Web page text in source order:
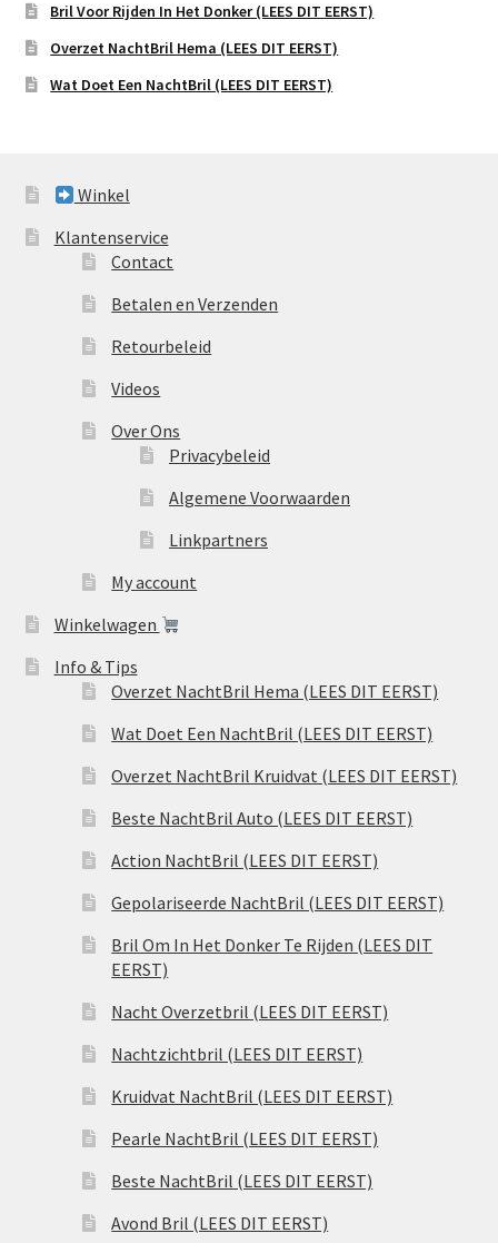
Bril Voor Rijden In Het Donker (LEES DIT EERST)
Overzet NachtBril Hema (LEES DIT EERST)
Wat Doet Een NachtBril (LEES DIT EERST)
Winkel
Klantenservice
Contact
Betalen en Verzenden
Retourbeleid
Videos
Over Ons
Privacybeleid
Algemene Voorwaarden
Linkpartners
My account
Winkelwagen
Info & Tips
Overzet NachtBril Hema (LEES DIT EERST)
Wat Doet Een NachtBril (LEES DIT EERST)
Overzet NachtBril Kruidvat (LEES DIT EERST)
Beste NachtBril Auto (LEES DIT EERST)
Action NachtBril (LEES DIT EERST)
Gepolariseerde NachtBril (LEES DIT EERST)
Bril Om In Het Donker Te Rijden (LEES DIT
EERST)
Nacht Overzetbril (LEES DIT EERST)
Nachtzichtbril (LEES DIT EERST)
Kruidvat NachtBril (LEES DIT EERST)
Pearle NachtBril (LEES DIT EERST)
Beste NachtBril (LEES DIT EERST)
Avond Bril (LEES DIT EERST)